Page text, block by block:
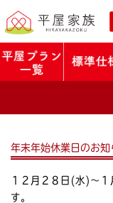
年末年始休業日のお知
１２月２８日(水)～
す。